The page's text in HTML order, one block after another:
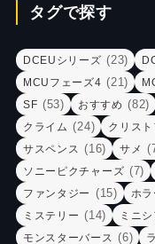
タグで探す
DCEUシリーズ (23)
MCUフェーズ4 (21)
SF (53) おすすめ (82)
クライム (24) クリス
サスペンス (16) サメ
ソニーピクチャーズ (7)
ファンタジー (15) ホラ
ミステリー (14) ミニ
モンスターバース (6)